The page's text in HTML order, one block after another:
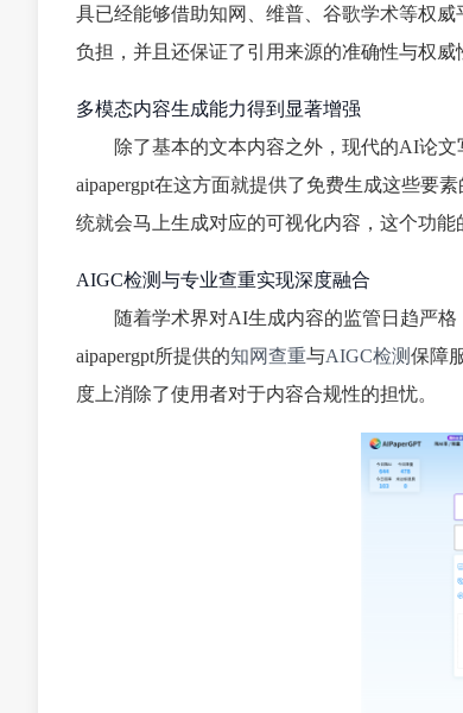
具已经能够借助知网、维普、谷歌学术等权
负担，并且还保证了引用来源的准确性与权威
多模态内容生成能力得到显著增强
除了基本的文本内容之外，现代的AI论
aipapergpt在这方面就提供了免费生成这些要
统就会马上生成对应的可视化内容，这个功能
AIGC检测与专业查重实现深度融合
随着学术界对AI生成内容的监管日趋严
aipapergpt所提供的知网查重与AIGC检测保障
度上消除了使用者对于内容合规性的担忧。